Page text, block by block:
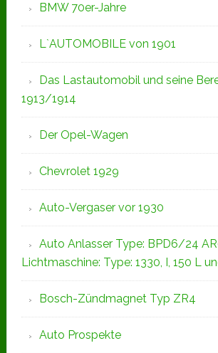
BMW 70er-Jahre
L`AUTOMOBILE von 1901
Das Lastautomobil und seine
1913/1914
Der Opel-Wagen
Chevrolet 1929
Auto-Vergaser vor 1930
Auto Anlasser Type: BPD6/24
Lichtmaschine: Type: 1330, I, 150 L
Bosch-Zündmagnet Typ ZR4
Auto Prospekte